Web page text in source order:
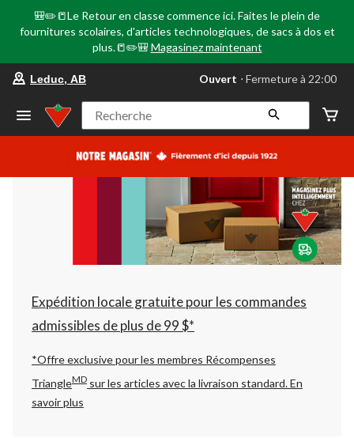
🎒✏️📒Le Retour en classe commence ici. Faites le plein de
fournitures scolaires, d'articles technologiques, de sacs à dos et
plus.📒✏️🎒 Magasinez maintenant
votre
préféré
Leduc,
AB,
courament
Fermeture
à
22:00
cliquer
pour
changer
Leduc, AB Ouvert ⋅ Fermeture à 22:00
Recherche
Expédition locale gratuite pour les commandes
admissibles de plus de 99 $*
*Offre exclusive pour les membres Récompenses
TriangleMD sur les articles avec la livraison standard.En
savoir plus